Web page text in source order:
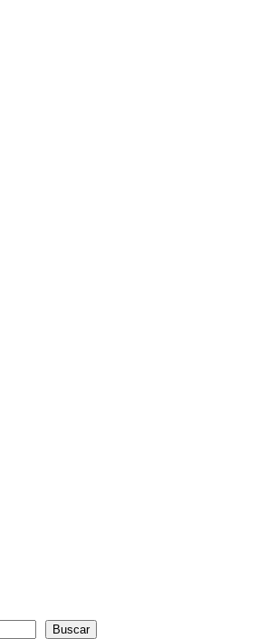
Buscar